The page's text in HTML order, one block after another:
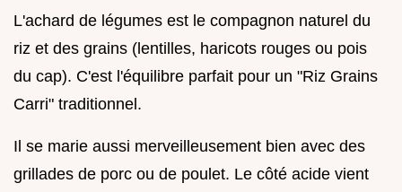
L'achard de légumes est le compagnon naturel du
riz et des grains (lentilles, haricots rouges ou pois
du cap). C'est l'équilibre parfait pour un "Riz Grains
Carri" traditionnel.
Il se marie aussi merveilleusement bien avec des
grillades de porc ou de poulet. Le côté acide vient